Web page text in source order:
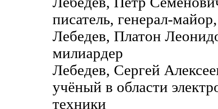
писатель, генерал-
Лебедев, Платон
милиардер
Лебедев, Сергей
учёный в области
техники